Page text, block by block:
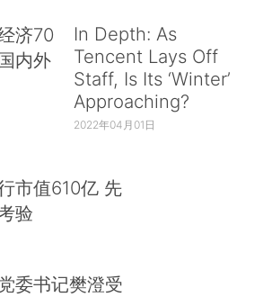
济70
内外
In Depth: As
Tencent Lays Off
Staff, Is Its ‘Winter’
Approaching?
2022年04月01日
市值610亿 先
验
委书记樊澄受